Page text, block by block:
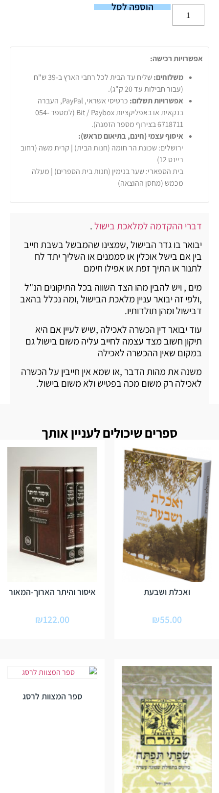
הוספה לסל
אפשרויות רכישה:
משלוחים:
שליח עד הבית לכל רחבי הארץ ב-39 ש"ח
(עבור חבילות עד 20 ק"ג).
אפשרויות תשלום:
כרטיסי אשראי, PayPal, העברה
בנקאית או באפליקציות Bit / Paybox (למספר 054-
6718711 בצירוף מספר הזמנה).
איסוף עצמי (חינם, בתיאום מראש):
ירושלים: שכונת הר חומה (חנות הבית) | קרית משה (רחוב
ריינס 12)
בית הספארי: שער בנימין (חנות בית הספרים) | מעלה
מכמש (מחסן ההוצאה)
דברי ההקדמה למלאכת בישול.
יבואר בו גדר הבישול ,שמצינו שהמבשל בשבת חייב
בין אם בישל אוכלין או סממנים או השליך יתד לח
לתנור או התיך זפת או אפילו חימם
מים , ויש להבין מהו הצד השווה בכל התיקונים הנ"ל
,ולפי זה יבואר עניין מלאכת הבישול ,ומה נכלל בהאב
דבישול ומהן תולדותיו.
עוד יבואר דין הכשרה לאכילה ,שיש לעיין אם היא
תיקון חשוב מצד עצמה לחייב עליה משום בישול גם
במקום שאין ההכשרה לאכילה
משנה את מהות הדבר ,או שמא אין חייבין על הכשרה
לאכילה רק משום מכה בפטיש ולא משום בישול.
ספרים שיכולים לעניין אותך
ואכלת ושבעת
₪55.00
איסור והיתר הארוך-המאור
₪122.00
ספר המצוות לרסג